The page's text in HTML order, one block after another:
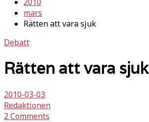
mars
Rätten att vara sjuk
Debatt
Rätten att vara sjuk
2010-03-03
Redaktionen
2 Comments